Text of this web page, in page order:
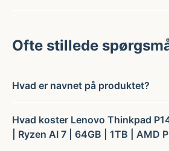
Ofte stillede
Hvad er navnet på produktet?
Hvad koster Lenovo Thinkpad
| Ryzen AI 7 | 64GB | 1TB | AMD